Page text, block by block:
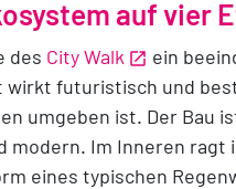
auf vier
des City Walk
ein
wirkt futuristisch und
umgeben ist. Der Bau
Im Inneren ragt
eines typischen